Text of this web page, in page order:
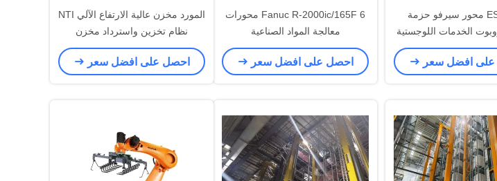
ESTUN 4 محور سيرفو حزمة
الخدمات اللوجستية
الكرتون معالجة
حزمة الروبوت
على افضل سعر
Fanuc R-2000ic/165F 6 محورات
معالجة المواد الصناعية
احصل على افضل سعر
المورد مخزن عالية الارتفاع الآلي NTI
نظام تخزين واسترداد مخزن
أوتوماتيكي نظام ASRS
احصل على افضل سعر